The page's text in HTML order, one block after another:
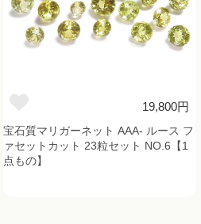
19,800円
宝石質マリガーネット AAA- ルース フ
ァセットカット 23粒セット NO.6【1
点もの】